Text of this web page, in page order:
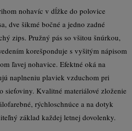
nohavíc v dĺžke do polovice
dve šikmé bočné a jedno zadné
zips. Pružný pás so všitou šnúrkou,
korešponduje s vyšitým nápisom
ľavej nohavice. Efektné oká na
naplneniu plaviek vzduchom pri
sieťoviny. Kvalitné materiálové zloženie
rýchloschnúce a na dotyk
základ každej letnej dovolenky.